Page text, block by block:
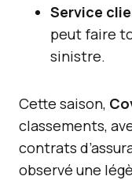
Service
peut faire
sinistre.
Cette saison,
classements,
contrats
observé une